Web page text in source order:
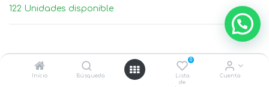
Inicio Búsqueda
0
Lista
de
Cuenta
122 Unidades disponible